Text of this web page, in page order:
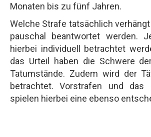
Monaten bis zu fünf Jahren.
Welche Strafe tatsächlich
pauschal beantwortet werden.
hierbei individuell betrachtet
das Urteil haben die Schwere
Tatumstände. Zudem wird der
betrachtet. Vorstrafen und das
spielen hierbei eine ebenso